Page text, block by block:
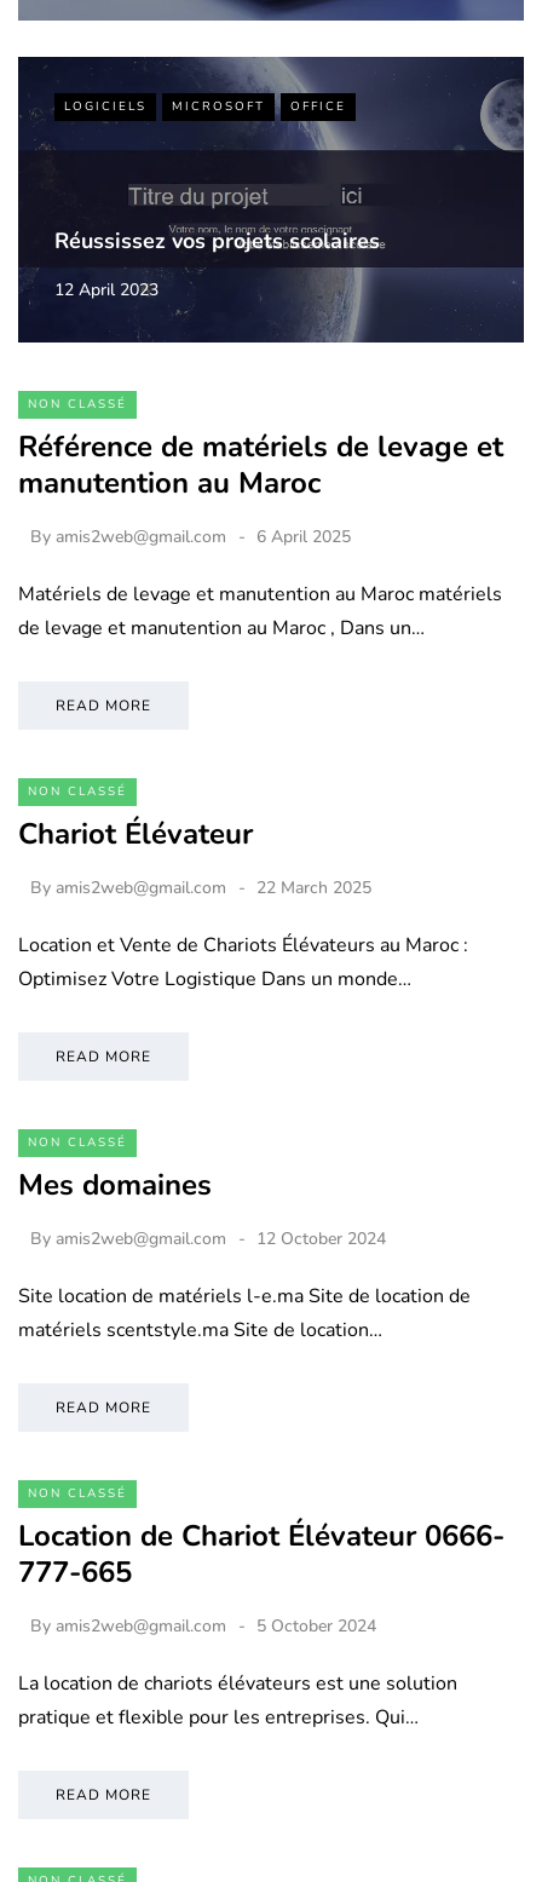
LOGICIELS MICROSOFT OFFICE
Réussissez vos projets scolaires
12 April 2023
NON CLASSÉ
Référence de matériels de levage et
manutention au Maroc
By amis2web@gmail.com 6 April 2025
Matériels de levage et manutention au Maroc matériels
de levage et manutention au Maroc , Dans un…
READ MORE
NON CLASSÉ
Chariot Élévateur
By amis2web@gmail.com 22 March 2025
Location et Vente de Chariots Élévateurs au Maroc :
Optimisez Votre Logistique Dans un monde…
READ MORE
NON CLASSÉ
Mes domaines
By amis2web@gmail.com 12 October 2024
Site location de matériels l-e.ma Site de location de
matériels scentstyle.ma Site de location…
READ MORE
NON CLASSÉ
Location de Chariot Élévateur 0666-
777-665
By amis2web@gmail.com 5 October 2024
La location de chariots élévateurs est une solution
pratique et flexible pour les entreprises. Qui…
READ MORE